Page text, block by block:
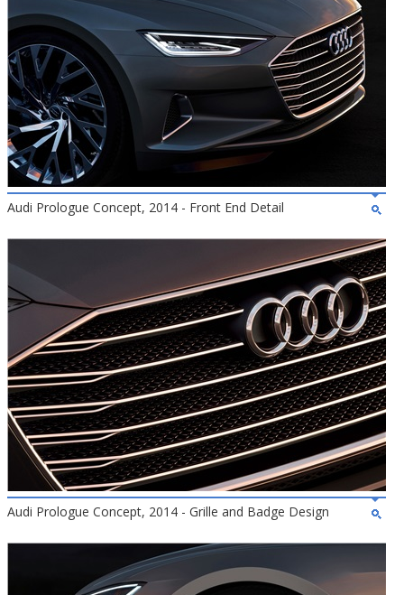
Audi Prologue Concept, 2014 - Front End Detail
Audi Prologue Concept, 2014 - Grille and Badge Design